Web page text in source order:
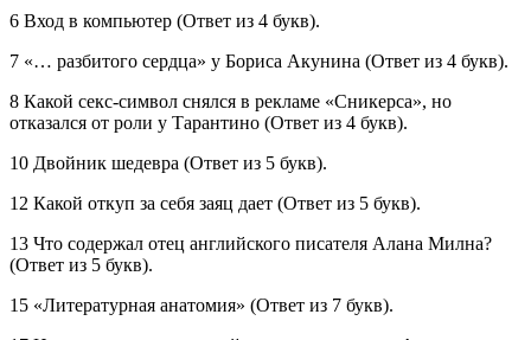
6 Вход в компьютер (Ответ из 4 букв).
7 «… разбитого сердца» у Бориса Акунина (Ответ из 4 букв).
8 Какой секс-символ снялся в рекламе «Сникерса», но
отказался от роли у Тарантино (Ответ из 4 букв).
10 Двойник шедевра (Ответ из 5 букв).
12 Какой откуп за себя заяц дает (Ответ из 5 букв).
13 Что содержал отец английского писателя Алана Милна?
(Ответ из 5 букв).
15 «Литературная анатомия» (Ответ из 7 букв).